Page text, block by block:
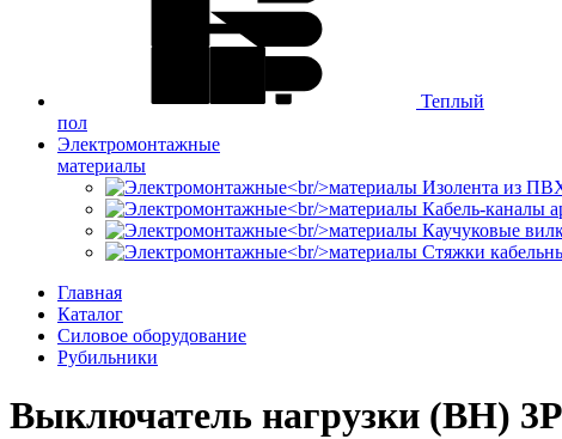
Теплый
пол
Электромонтажные
материалы
Изолента из
Кабель-каналы
Каучуковые
Стяжки
Главная
Каталог
Силовое оборудование
Рубильники
Выключатель нагрузки (ВН) 3P